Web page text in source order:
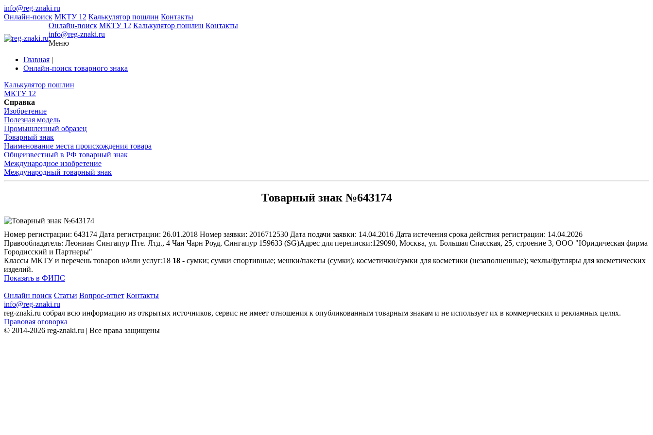
info@reg-znaki.ru
Онлайн-поиск МКТУ 12 Калькулятор пошлин Контакты
Онлайн-поиск МКТУ 12 Калькулятор пошлин Контакты
info@reg-znaki.ru
Меню
Главная |
Онлайн-поиск товарного знака
Калькулятор пошлин
МКТУ 12
Справка
Изобретение
Полезная модель
Промышленный образец
Товарный знак
Наименование места происхождения товара
Общеизвестный в РФ товарный знак
Международное изобретение
Международный товарный знак
Товарный знак №643174
Номер регистрации: 643174 Дата регистрации: 26.01.2018 Номер заявки: 2016712530 Дата подачи заявки: 14.04.2016 Дата истечения срока действия регистрации: 14.04.2026
Правообладатель: Леониан Сингапур Пте. Лтд., 4 Чан Чарн Роуд, Сингапур 159633 (SG)Адрес для переписки:129090, Москва, ул. Большая Спасская, 25, строение 3, ООО "Юридическая фирма
Городисский и Партнеры"
Классы МКТУ и перечень товаров и/или услуг:18 18 - сумки; сумки спортивные; мешки/пакеты (сумки); косметички/сумки для косметики (незаполненные); чехлы/футляры для косметических
изделий.
Показать в ФИПС
Онлайн поиск Статьи Вопрос-ответ Контакты
info@reg-znaki.ru
reg-znaki.ru собрал всю информацию из открытых источников, сервис не имеет отношения к опубликованным товарным знакам и не использует их в коммерческих и рекламных целях.
Правовая оговорка
© 2014-2026 reg-znaki.ru | Все права защищены